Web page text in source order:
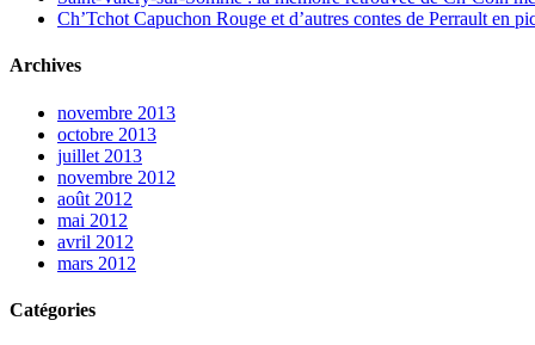
Ch’Tchot Capuchon Rouge et d’autres contes de Perrault en
Archives
novembre 2013
octobre 2013
juillet 2013
novembre 2012
août 2012
mai 2012
avril 2012
mars 2012
Catégories